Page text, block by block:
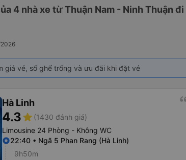
4 nhà xe từ Thuận Nam - Ninh Thuận đi
giá vé, số ghế trống và ưu đãi khi đặt vé
Hà Linh
4.3star (1430 đánh giá)
Limousine 24 Phòng - Không WC
22:40 • Ngã 5 Phan Rang (Hà Linh)
9h50m